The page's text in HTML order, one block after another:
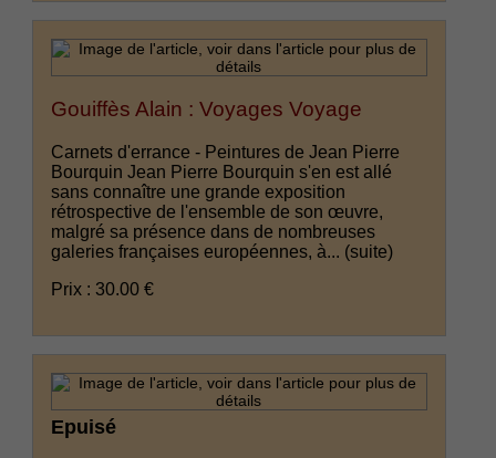
Gouiffès Alain : Voyages Voyage
Carnets d'errance - Peintures de Jean Pierre
Bourquin Jean Pierre Bourquin s'en est allé
sans connaître une grande exposition
rétrospective de l'ensemble de son œuvre,
malgré sa présence dans de nombreuses
galeries françaises européennes, à... (suite)
Prix : 30.00 €
Epuisé